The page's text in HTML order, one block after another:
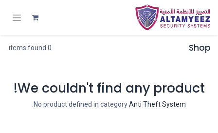
Shop
0 items found.
We couldn't find any product!
No product defined in categoryAnti Theft System